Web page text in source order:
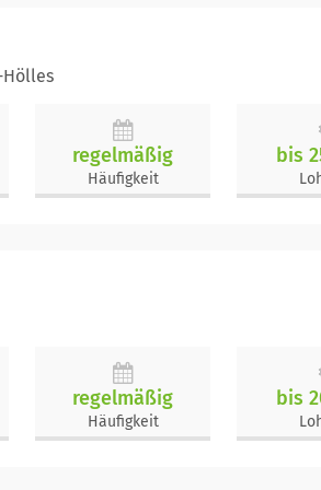
Hölles
regelmäßig
Häufigkeit
bis
regelmäßig
Häufigkeit
bis